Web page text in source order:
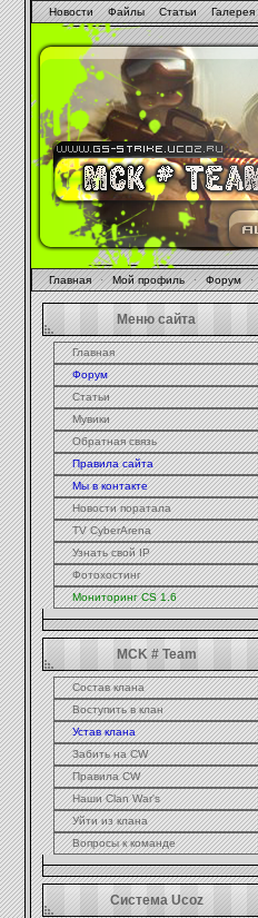
Новости Файлы Статьи Галерея
Главная · Мой профиль · Форум ·
Меню сайта
Главная
Форум
Статьи
Мувики
Обратная связь
Правила сайта
Мы в контакте
Новости поратала
TV CyberArena
Узнать свой IP
Фотохостинг
Мониторинг CS 1.6
MCK # Team
Состав клана
Воступить в клан
Устав клана
Забить на CW
Правила CW
Наши Clan War's
Уйти из клана
Вопросы к команде
Система Ucoz